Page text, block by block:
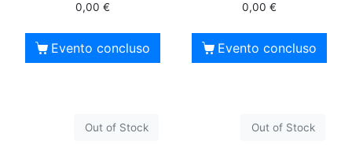
0,00 €
Evento concluso
0,00€
Evento concluso
Out of Stock Out of Stock